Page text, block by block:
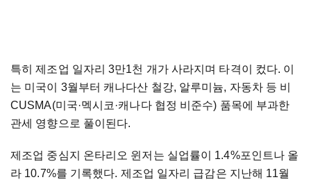
특히 제조업 일자리 3만1천 개가 사라지며 타격이 컸다. 이
는 미국이 3월부터 캐나다산 철강, 알루미늄, 자동차 등 비
CUSMA(미국·멕시코·캐나다 협정 비준수) 품목에 부과한
관세 영향으로 풀이된다.
제조업 중심지 온타리오 윈저는 실업률이 1.4%포인트나 올
라 10.7%를 기록했다. 제조업 일자리 급감은 지난해 11월